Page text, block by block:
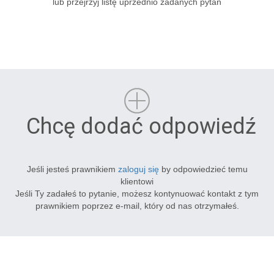
Chcę dodać odpowiedź
Jeśli jesteś prawnikiem zaloguj się by odpowiedzieć temu
klientowi
Jeśli Ty zadałeś to pytanie, możesz kontynuować kontakt z tym
prawnikiem poprzez e-mail, który od nas otrzymałeś.